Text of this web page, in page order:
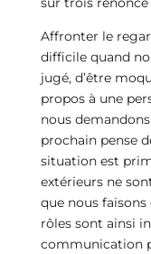
Affronter le
difficile quand
jugé, d’être
propos à une
nous
prochain pense
situation est
extérieurs ne
que nous faisons
rôles sont ainsi
communication